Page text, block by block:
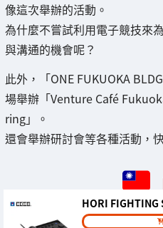
像這次舉辦的活動。
為什麼不嘗試利用電子競技來
與溝通的機會呢？
此外，「ONE FUKUOKA
場舉辦「Venture Café
ring」。
還會舉辦研討會等各種活動，
HORI